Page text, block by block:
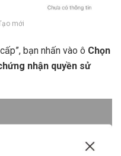
mới
bạn nhấn vào ô Chọn
nhận quyền sử